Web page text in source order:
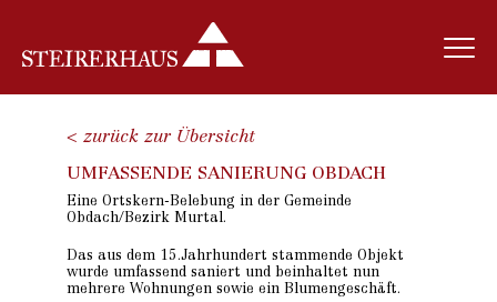
< zurück zur Übersicht
UMFASSENDE SANIERUNG OBDACH
Eine Ortskern-Belebung in der Gemeinde
Obdach/Bezirk Murtal.
Das aus dem 15.Jahrhundert stammende Objekt
wurde umfassend saniert und beinhaltet nun
mehrere Wohnungen sowie ein Blumengeschäft.